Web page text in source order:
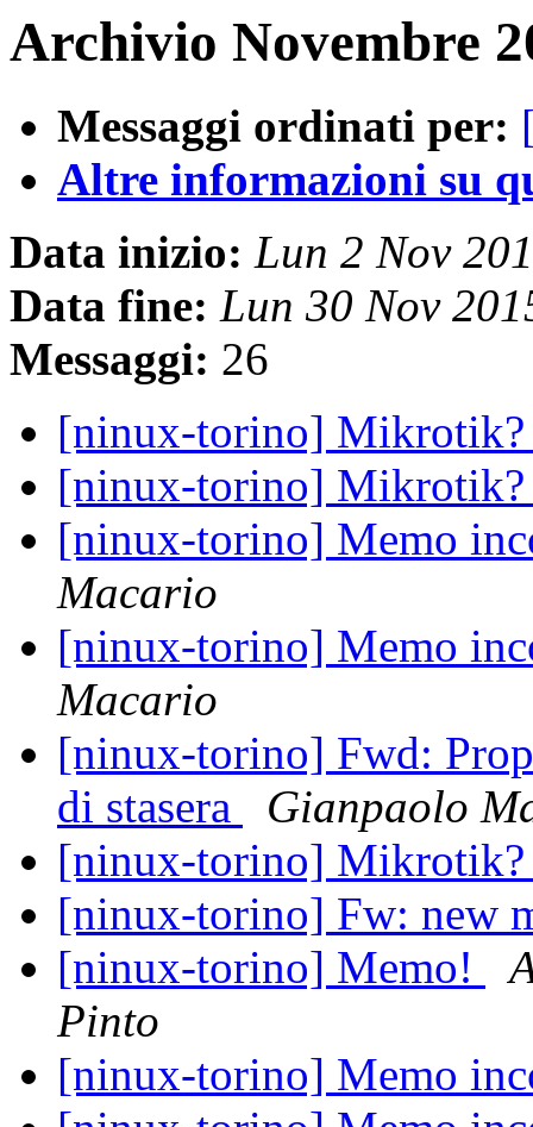
Archivio Novembre
Messaggi ordinati per:
Altre informazioni su
Data inizio: Lun 2 Nov
Data fine: Lun 30 Nov
Messaggi: 26
[ninux-torino]
[ninux-torino]
[ninux-torino] Memo
Macario
[ninux-torino] Memo
Macario
[ninux-torino] Fwd:
di stasera
Gianpaolo
[ninux-torino]
[ninux-torino] Fw: new
[ninux-torino] Memo!
Pinto
[ninux-torino] Memo